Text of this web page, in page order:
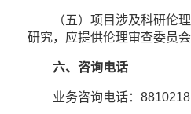
（五）项目涉及科研伦理
研究，应提供伦理审查委员会
六、咨询电话
业务咨询电话：